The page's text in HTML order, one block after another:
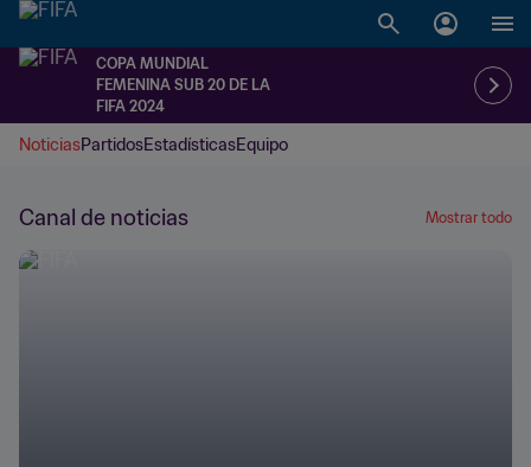
COPA MUNDIAL
FEMENINA SUB 20 DE LA
FIFA 2024
NoticiasPartidosEstadísticasEquipo
Canal de noticias Mostrar todo